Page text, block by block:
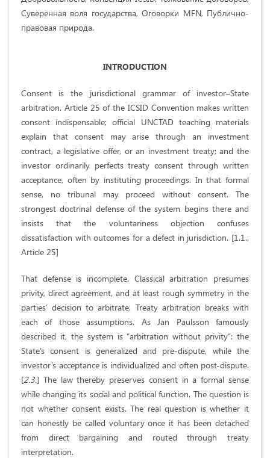
Суверенная воля государства, Оговорки MFN, Публично-
правовая природа.
INTRODUCTION
Consent is the jurisdictional grammar of investor–State
arbitration. Article 25 of the ICSID Convention makes written
consent indispensable; official UNCTAD teaching materials
explain that consent may arise through an investment
contract, a legislative offer, or an investment treaty; and the
investor ordinarily perfects treaty consent through written
acceptance, often by instituting proceedings. In that formal
sense, no tribunal may proceed without consent. The
strongest doctrinal defense of the system begins there and
insists that the voluntariness objection confuses
dissatisfaction with outcomes for a defect in jurisdiction. [1.1.,
Article 25]
That defense is incomplete. Classical arbitration presumes
privity, direct agreement, and at least rough symmetry in the
parties’ decision to arbitrate. Treaty arbitration breaks with
each of those assumptions. As Jan Paulsson famously
described it, the system is “arbitration without privity”: the
State’s consent is generalized and pre-dispute, while the
investor’s acceptance is individualized and often post-dispute.
[2.3.] The law thereby preserves consent in a formal sense
while changing its social and political function. The question is
not whether consent exists. The real question is whether it
can honestly be called voluntary once it has been detached
from direct bargaining and routed through treaty
interpretation.